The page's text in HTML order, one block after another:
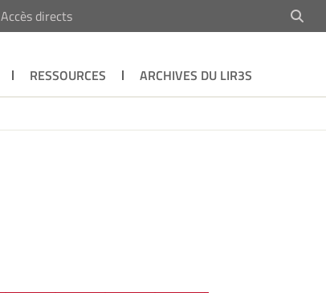
Accès directs
RESSOURCES
ARCHIVES DU LIR3S